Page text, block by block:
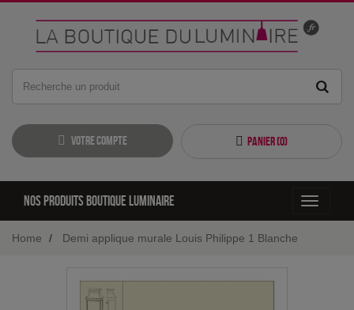
Votre compte Panier (0)
Toggle
Nos produits boutique luminaire
Home Demi applique murale Louis Philippe 1 Blanche